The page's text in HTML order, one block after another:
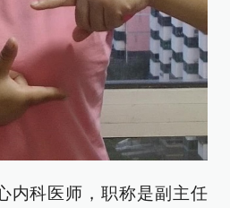
内科医师，职称是副主任